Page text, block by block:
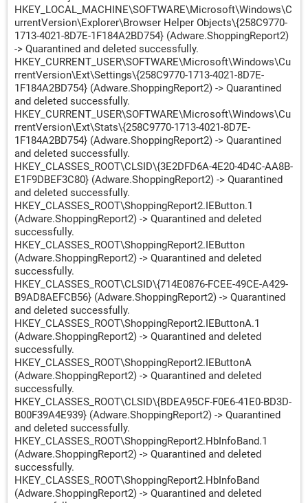
HKEY_LOCAL_MACHINE\SOFTWARE\Microsoft\Windows\C
urrentVersion\Explorer\Browser Helper Objects\{258C9770-
1713-4021-8D7E-1F184A2BD754} (Adware.ShoppingReport2)
-> Quarantined and deleted successfully.
HKEY_CURRENT_USER\SOFTWARE\Microsoft\Windows\Cu
rrentVersion\Ext\Settings\{258C9770-1713-4021-8D7E-
1F184A2BD754} (Adware.ShoppingReport2) -> Quarantined
and deleted successfully.
HKEY_CURRENT_USER\SOFTWARE\Microsoft\Windows\Cu
rrentVersion\Ext\Stats\{258C9770-1713-4021-8D7E-
1F184A2BD754} (Adware.ShoppingReport2) -> Quarantined
and deleted successfully.
HKEY_CLASSES_ROOT\CLSID\{3E2DFD6A-4E20-4D4C-AA8B-
E1F9DBEF3C80} (Adware.ShoppingReport2) -> Quarantined
and deleted successfully.
HKEY_CLASSES_ROOT\ShoppingReport2.IEButton.1
(Adware.ShoppingReport2) -> Quarantined and deleted
successfully.
HKEY_CLASSES_ROOT\ShoppingReport2.IEButton
(Adware.ShoppingReport2) -> Quarantined and deleted
successfully.
HKEY_CLASSES_ROOT\CLSID\{714E0876-FCEE-49CE-A429-
B9AD8AEFCB56} (Adware.ShoppingReport2) -> Quarantined
and deleted successfully.
HKEY_CLASSES_ROOT\ShoppingReport2.IEButtonA.1
(Adware.ShoppingReport2) -> Quarantined and deleted
successfully.
HKEY_CLASSES_ROOT\ShoppingReport2.IEButtonA
(Adware.ShoppingReport2) -> Quarantined and deleted
successfully.
HKEY_CLASSES_ROOT\CLSID\{BDEA95CF-F0E6-41E0-BD3D-
B00F39A4E939} (Adware.ShoppingReport2) -> Quarantined
and deleted successfully.
HKEY_CLASSES_ROOT\ShoppingReport2.HbInfoBand.1
(Adware.ShoppingReport2) -> Quarantined and deleted
successfully.
HKEY_CLASSES_ROOT\ShoppingReport2.HbInfoBand
(Adware.ShoppingReport2) -> Quarantined and deleted